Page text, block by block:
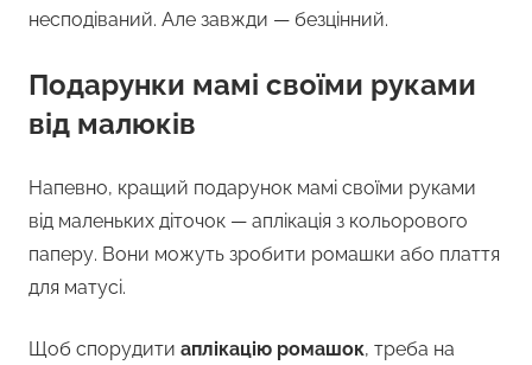
несподіваний. Але завжди — безцінний.
Подарунки мамі своїми руками
від малюків
Напевно, кращий подарунок мамі своїми руками
від маленьких діточок — аплікація з кольорового
паперу. Вони можуть зробити ромашки або плаття
для матусі.
Щоб спорудити аплікацію ромашок, треба на